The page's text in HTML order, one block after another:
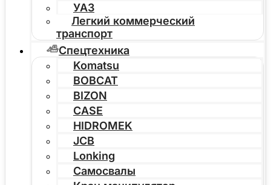
УАЗ
Легкий коммерческий
транспорт
Спецтехника
Komatsu
BOBCAT
BIZON
CASE
HIDROMEK
JCB
Lonking
Самосвалы